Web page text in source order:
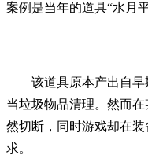
案例是当年的道具“水月
该道具原本产出自
当垃圾物品清理。然而
然切断，同时游戏却在
求。